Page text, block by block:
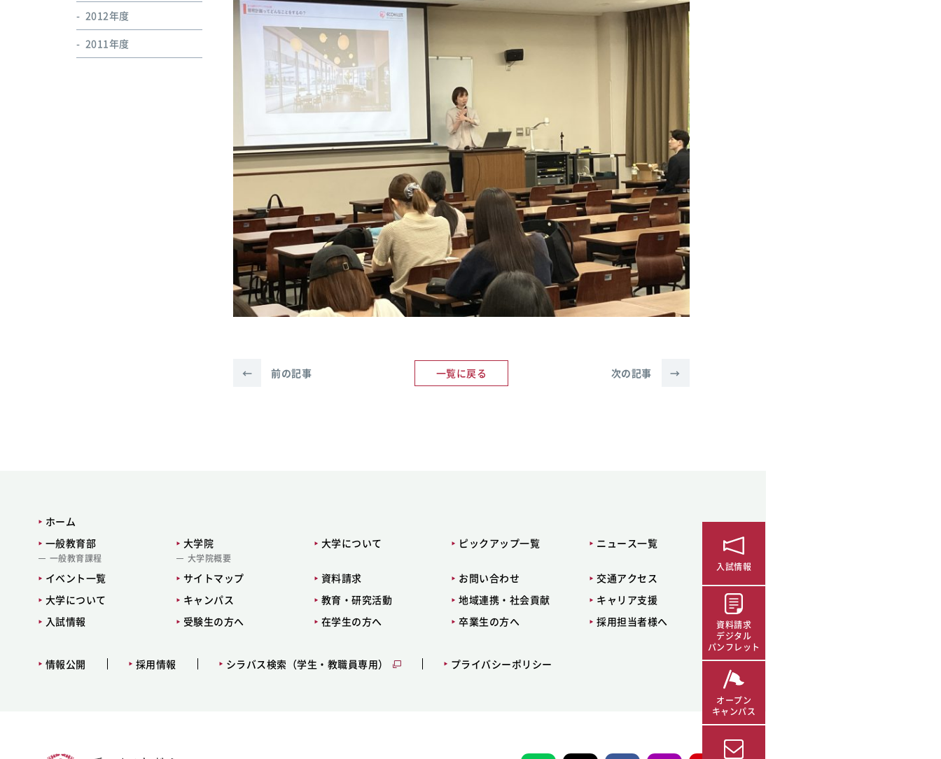
← 前の記事 一覧に戻る 次の記事 →
2012年度
2011年度
ホーム
一般教育部
一般教育課程
大学院
大学院概要
大学について ピックアップ一覧 ニュース一覧
イベント一覧 サイトマップ 資料請求 お問い合わせ
交通アクセス
大学について
キャンパス 教育・研究活動 地域連携・社会貢献
キャリア支援
入試情報
受験生の方へ 在学生の方へ 卒業生の方へ 採用担当者様へ
情報公開 採用情報 シラバス検索（学生・教職員専用） プライバシーポリシー
入試情報
資料請求
デジタル
パンフレット
オープン
キャンパス